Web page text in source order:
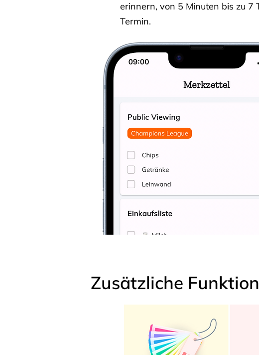
erinnern, von 5 Minuten bis zu 7
Termin.
Zusätzliche